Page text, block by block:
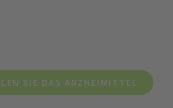
SIE DAS ARZNEIMITTEL